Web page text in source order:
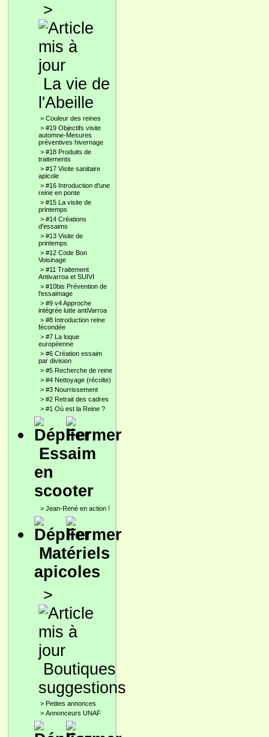
>
La vie de
l'Abeille
> Couleur des reines
> #19 Objectifs visite
automne-Mesures
préventives hivernage
> #18 Produits de
traitements
> #17 Visite sanitaire
apicole
> #16 Introduction d'une
reine en ponte
> #15 La visite de
printemps
> #14 Créations
d'essaims
> #13 Visite de
printemps
> #12 Code Bon
Voisinage
> #11 Traitement
Antivarroa et SUIVI
> #10bis Prévention de
l'essaimage
> #9 v4 Approche
intégrée lutte antiVarroa
> #8 Introduction reine
fécondée
> #7 La loque
européenne
> #6 Création essaim
par division
> #5 Recherche de reine
> #4 Nettoyage (récolte)
> #3 Nourrissement
> #2 Retrait des cadres
> #1 Où est la Reine ?
Essaim
en
scooter
> Jean-René en action !
Matériels
apicoles
>
Boutiques
suggestions
> Petites annonces
> Annonceurs UNAF